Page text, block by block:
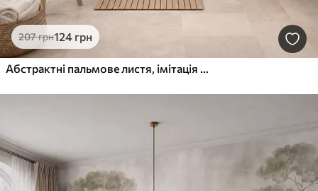
207грн124 грн
Абстрактні пальмове листя, імітація живопису